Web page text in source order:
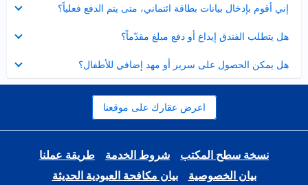
إني أقوم بإدخال بيانات بطاقة ائتماني، متى يتم الدفع فعلياً؟
مصغر
هل يتطلب الفندق إيداع أو دفع مبلغ مقدّماً؟
مصغر
هل يمكن الحصول على سرير أو مهد إضافي للأطفال؟
مصغر
اعرض عقارك على موقعنا
نسخة سطح المكتب شروط الخدمة
طريقة عملنا
بيان الخصوصية
بيان مكافحة العبودية الحديثة